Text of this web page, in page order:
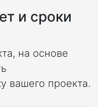
и сроки
на основе
вашего проекта.